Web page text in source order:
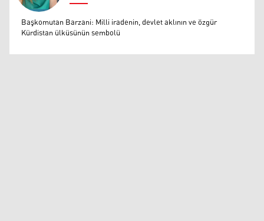
Muazzez Baktaş
Başkomutan Barzani: Milli iradenin, devlet aklının ve özgür
Kürdistan ülküsünün sembolü